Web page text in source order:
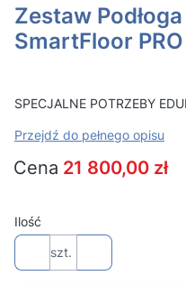
Zestaw
SmartFloor
SPECJALNE POTRZEBY
Przejdź do pełnego opisu
Cena 21 800,00 zł
Ilość
szt.